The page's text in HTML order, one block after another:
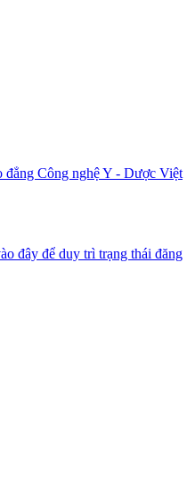
đẳng Công nghệ Y - Dược Việt
đây để duy trì trạng thái đăng